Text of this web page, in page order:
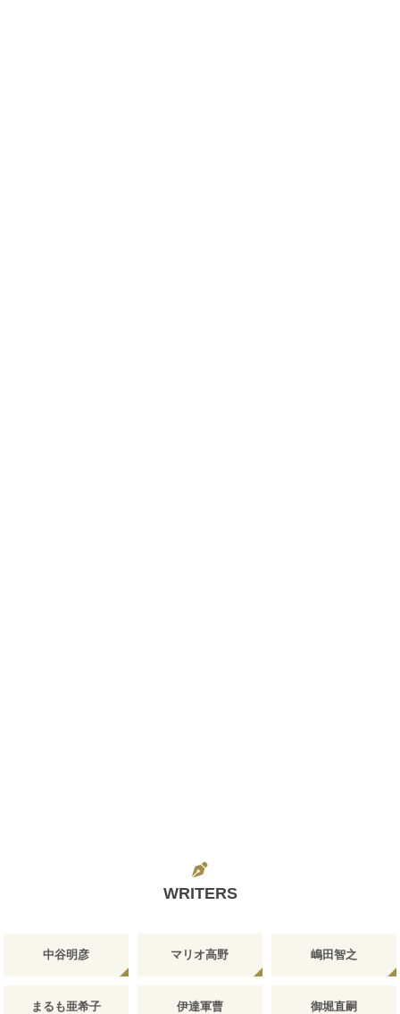
WRITERS
中谷明彦 マリオ高野 嶋田智之
まるも亜希子 伊達軍曹 御堀直嗣